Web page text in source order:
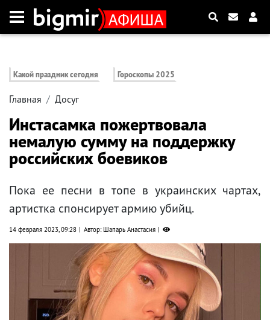
Какой праздник сегодня Гороскопы 2025
Главная Досуг
Инстасамка пожертвовала
немалую сумму на поддержку
российских боевиков
Пока ее песни в топе в украинских чартах,
артистка спонсирует армию убийц.
14 февраля 2023, 09:28 Автор: Шапарь Анастасия